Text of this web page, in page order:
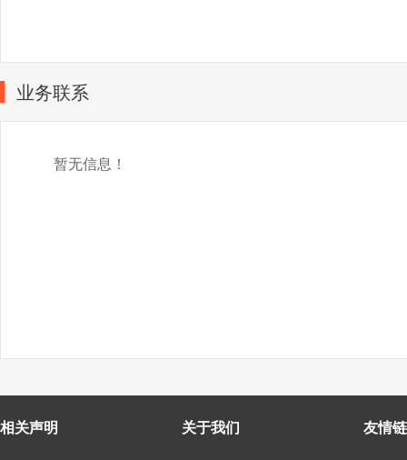
业务联系
暂无信息！
相关声明 关于我们 友情